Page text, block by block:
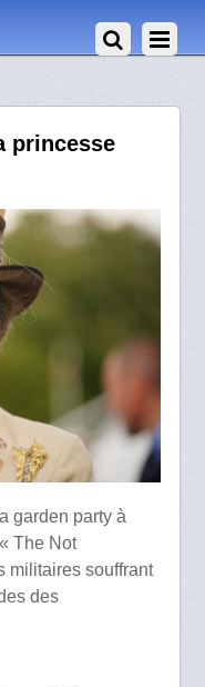
princesse
garden party à
The Not
militaires souffrant
des